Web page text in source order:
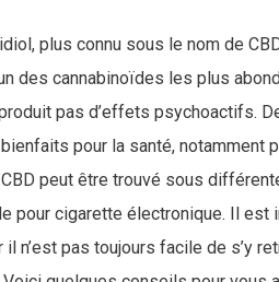
plus connu sous le nom de
des cannabinoïdes les plus
pas d’effets psychoactifs.
pour la santé, notamment
peut être trouvé sous
pour cigarette électronique. Il est
il n’est pas toujours facile de s’y